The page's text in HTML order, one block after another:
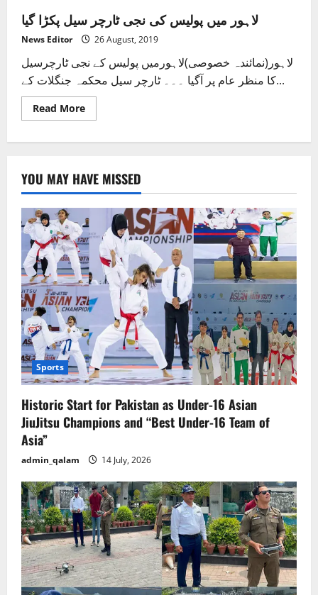
لاہور میں پولیس کی نجی ٹارچر سیل پکڑا گیا
News Editor 26 August, 2019
لاہور(نمائندہ خصوصی)لاہورمیں پولیس کے نجی ٹارچرسیل
کا منظر عام پر آگیا ۔۔۔ ٹارچر سیل محکمہ جنگلات کے...
Read MoreRead
more
نجی
ٹارچر
سیل
پکڑا
گیا
YOU MAY HAVE MISSED
Sports
Historic Start for Pakistan as Under-16 Asian
JiuJitsu Champions and “Best Under-16 Team of
Asia”
admin_qalam 14 July, 2026